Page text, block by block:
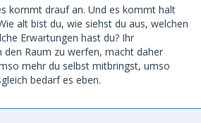
seinem Post "6 Tipps für angehende
dass man bereit sein muss
auszugeben, mit Erfahrung
Summen habe ich in anderen Posts
Admin als auch der andere sind
alt.
kommt drauf an. Und es kommt halt
alt bist du, wie siehst du aus, welchen
Erwartungen hast du? Ihr
den Raum zu werfen, macht daher
mehr du selbst mitbringst, umso
bedarf es eben.